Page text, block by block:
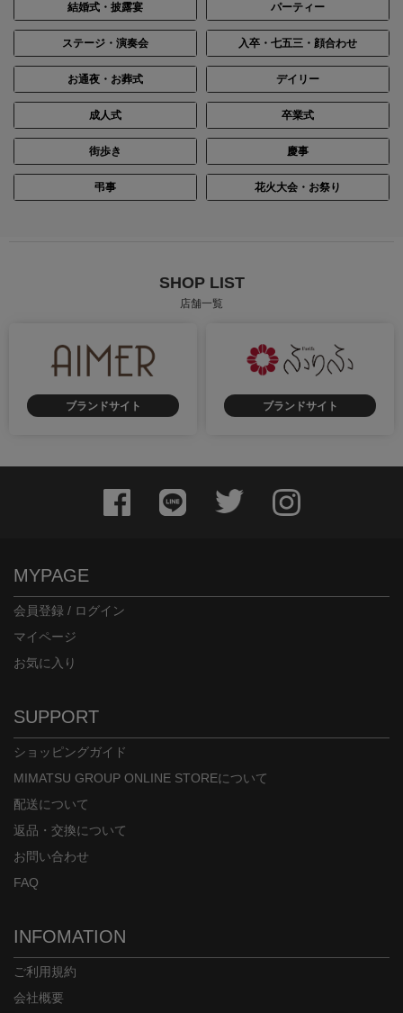
結婚式・披露宴 パーティー
ステージ・演奏会 入卒・七五三・顔合わせ
お通夜・お葬式 デイリー
成人式 卒業式
街歩き 慶事
弔事 花火大会・お祭り
SHOP LIST
店舗一覧
ブランドサイト ブランドサイト
MYPAGE
会員登録 / ログイン
マイページ
お気に入り
SUPPORT
ショッピングガイド
MIMATSU GROUP ONLINE STOREについて
配送について
返品・交換について
お問い合わせ
FAQ
INFOMATION
ご利用規約
会社概要